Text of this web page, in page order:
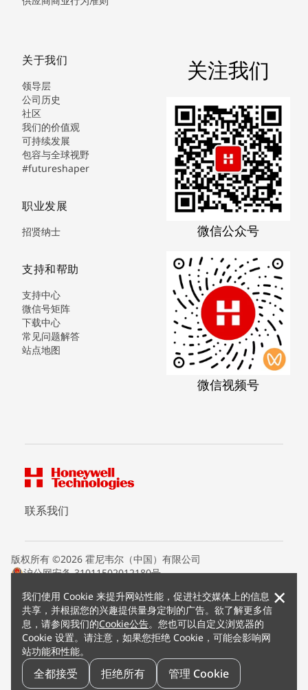
我们使用 Cookie 来提升网站性能，促进社交媒体上的信息
共享，并根据您的兴趣提供量身定制的广告。欲了解更多信
息，请参阅我们的Cookie公告。您也可以自定义浏览器的
Cookie 设置。请注意，如果您拒绝 Cookie，可能会影响网
站功能和性能。
全都接受 拒绝所有 管理 Cookie
×
关于我们
领导层
公司历史
社区
我们的价值观
可持续发展
包容与全球视野
#futureshaper
职业发展
招贤纳士
支持和帮助
支持中心
微信号矩阵
下载中心
常见问题解答
站点地图
关注我们
微信公众号
微信视频号
联系我们
版权所有 ©2026 霍尼韦尔（中国）有限公司
沪公网安备 31011502012180号
条款条约
隐私声明
您的隐私选项
霍尼韦尔科技Cookie通知
退订
漏洞报告